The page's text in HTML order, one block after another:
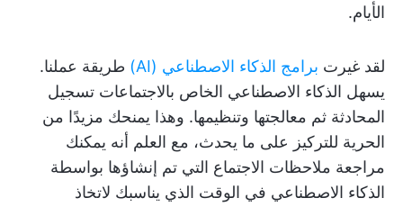
الأيام.
لقد غيرت برامج الذكاء الاصطناعي (AI)
طريقة عملنا.
يسهل الذكاء الاصطناعي الخاص بالاجتماعات تسجيل
المحادثة ثم معالجتها وتنظيمها. وهذا يمنحك مزيدًا من
الحرية للتركيز على ما يحدث، مع العلم أنه يمكنك
مراجعة ملاحظات الاجتماع التي تم إنشاؤها بواسطة
الذكاء الاصطناعي في الوقت الذي يناسبك لاتخاذ